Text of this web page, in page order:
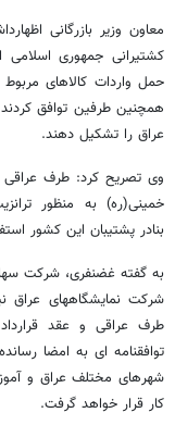
معاون وزیر بازرگانی
کشتیرانی جمهوری اسلامی
حمل واردات کالاهای
همچنین طرفین توافق
عراق را تشکیل دهند.
وی تصریح کرد: طرف عراقی
خمینی(ره) به منظور
بنادر پشتیبان این کشور
به گفته غضنفری، شرکت
شرکت نمایشگاههای عراق
طرف عراقی و عقد
توافقنامه ای به امضا
شهرهای مختلف عراق و
کار قرار خواهد گرفت.